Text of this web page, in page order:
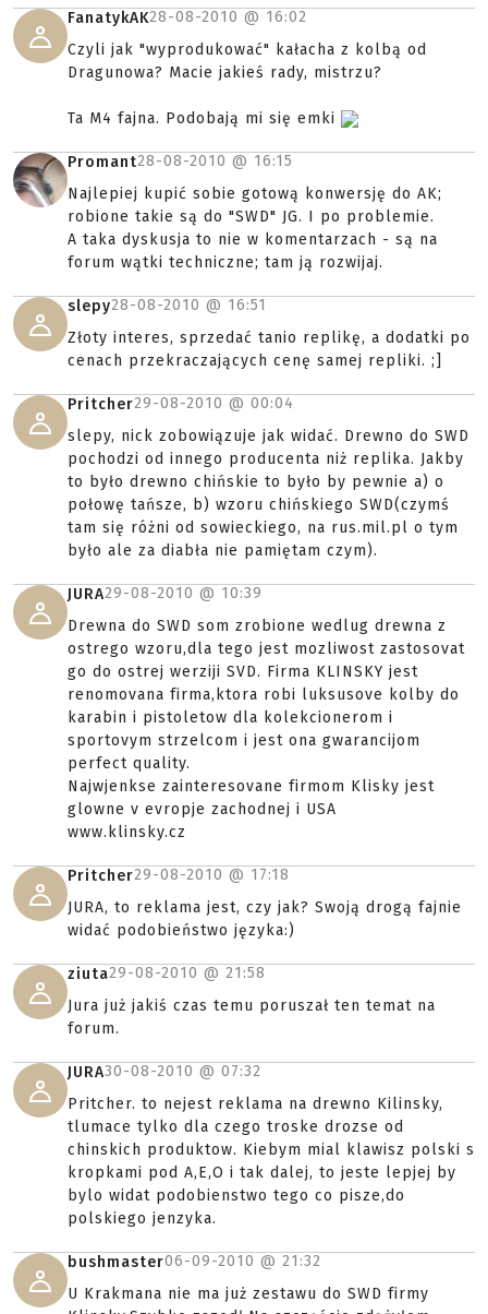
FanatykAK28-08-2010 @ 16:02
Czyli jak "wyprodukować" kałacha z kolbą od
Dragunowa? Macie jakieś rady, mistrzu?
Ta M4 fajna. Podobają mi się emki
Promant28-08-2010 @ 16:15
Najlepiej kupić sobie gotową konwersję do AK;
robione takie są do "SWD" JG. I po problemie.
A taka dyskusja to nie w komentarzach - są na
forum wątki techniczne; tam ją rozwijaj.
slepy28-08-2010 @ 16:51
Złoty interes, sprzedać tanio replikę, a dodatki po
cenach przekraczających cenę samej repliki. ;]
Pritcher29-08-2010 @ 00:04
slepy, nick zobowiązuje jak widać. Drewno do SWD
pochodzi od innego producenta niż replika. Jakby
to było drewno chińskie to było by pewnie a) o
połowę tańsze, b) wzoru chińskiego SWD(czymś
tam się różni od sowieckiego, na rus.mil.pl o tym
było ale za diabła nie pamiętam czym).
JURA29-08-2010 @ 10:39
Drewna do SWD som zrobione wedlug drewna z
ostrego wzoru,dla tego jest mozliwost zastosovat
go do ostrej werziji SVD. Firma KLINSKY jest
renomovana firma,ktora robi luksusove kolby do
karabin i pistoletow dla kolekcionerom i
sportovym strzelcom i jest ona gwarancijom
perfect quality.
Najwjenkse zainteresovane firmom Klisky jest
glowne v evropje zachodnej i USA
www.klinsky.cz
Pritcher29-08-2010 @ 17:18
JURA, to reklama jest, czy jak? Swoją drogą fajnie
widać podobieństwo języka:)
ziuta29-08-2010 @ 21:58
Jura już jakiś czas temu poruszał ten temat na
forum.
JURA30-08-2010 @ 07:32
Pritcher. to nejest reklama na drewno Kilinsky,
tlumace tylko dla czego troske drozse od
chinskich produktow. Kiebym mial klawisz polski s
kropkami pod A,E,O i tak dalej, to jeste lepjej by
bylo widat podobienstwo tego co pisze,do
polskiego jenzyka.
bushmaster06-09-2010 @ 21:32
U Krakmana nie ma już zestawu do SWD firmy